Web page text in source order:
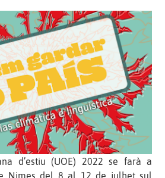
d’estiu (UOE) 2022 se farà a
Nimes del 8 al 12 de julhet sul